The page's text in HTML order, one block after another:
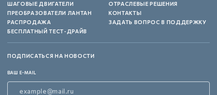
ШАГОВЫЕ ДВИГАТЕЛИ
ПРЕОБРАЗОВАТЕЛИ ЛАНТАН
РАСПРОДАЖА
БЕСПЛАТНЫЙ ТЕСТ-ДРАЙВ
ОТРАСЛЕВЫЕ РЕШЕНИЯ
КОНТАКТЫ
ЗАДАТЬ ВОПРОС В ПОДДЕРЖКУ
ПОДПИСАТЬСЯ НА НОВОСТИ
ВАШ E-MAIL